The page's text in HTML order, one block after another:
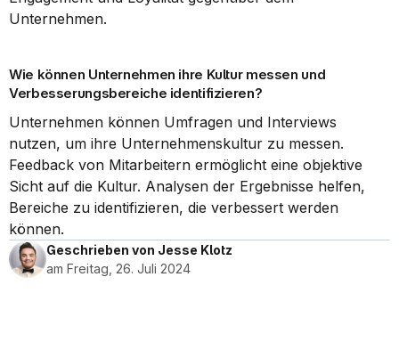
Unternehmen.
Wie können Unternehmen ihre Kultur messen und
Verbesserungsbereiche identifizieren?
Unternehmen können Umfragen und Interviews
nutzen, um ihre Unternehmenskultur zu messen.
Feedback von Mitarbeitern ermöglicht eine objektive
Sicht auf die Kultur. Analysen der Ergebnisse helfen,
Bereiche zu identifizieren, die verbessert werden
können.
Geschrieben von Jesse Klotz
am Freitag, 26. Juli 2024